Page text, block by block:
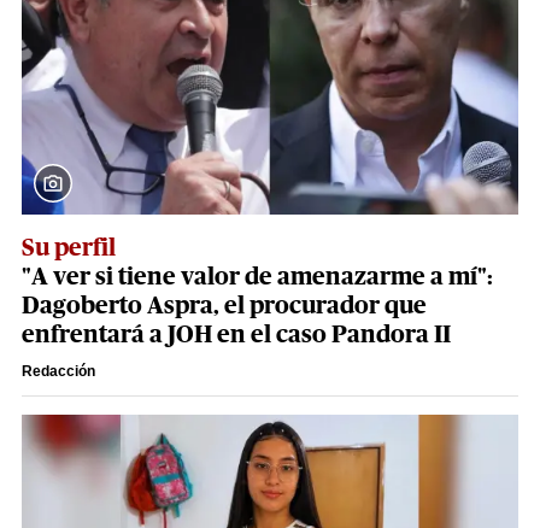
Su perfil
"A ver si tiene valor de amenazarme a mí":
Dagoberto Aspra, el procurador que
enfrentará a JOH en el caso Pandora II
Redacción